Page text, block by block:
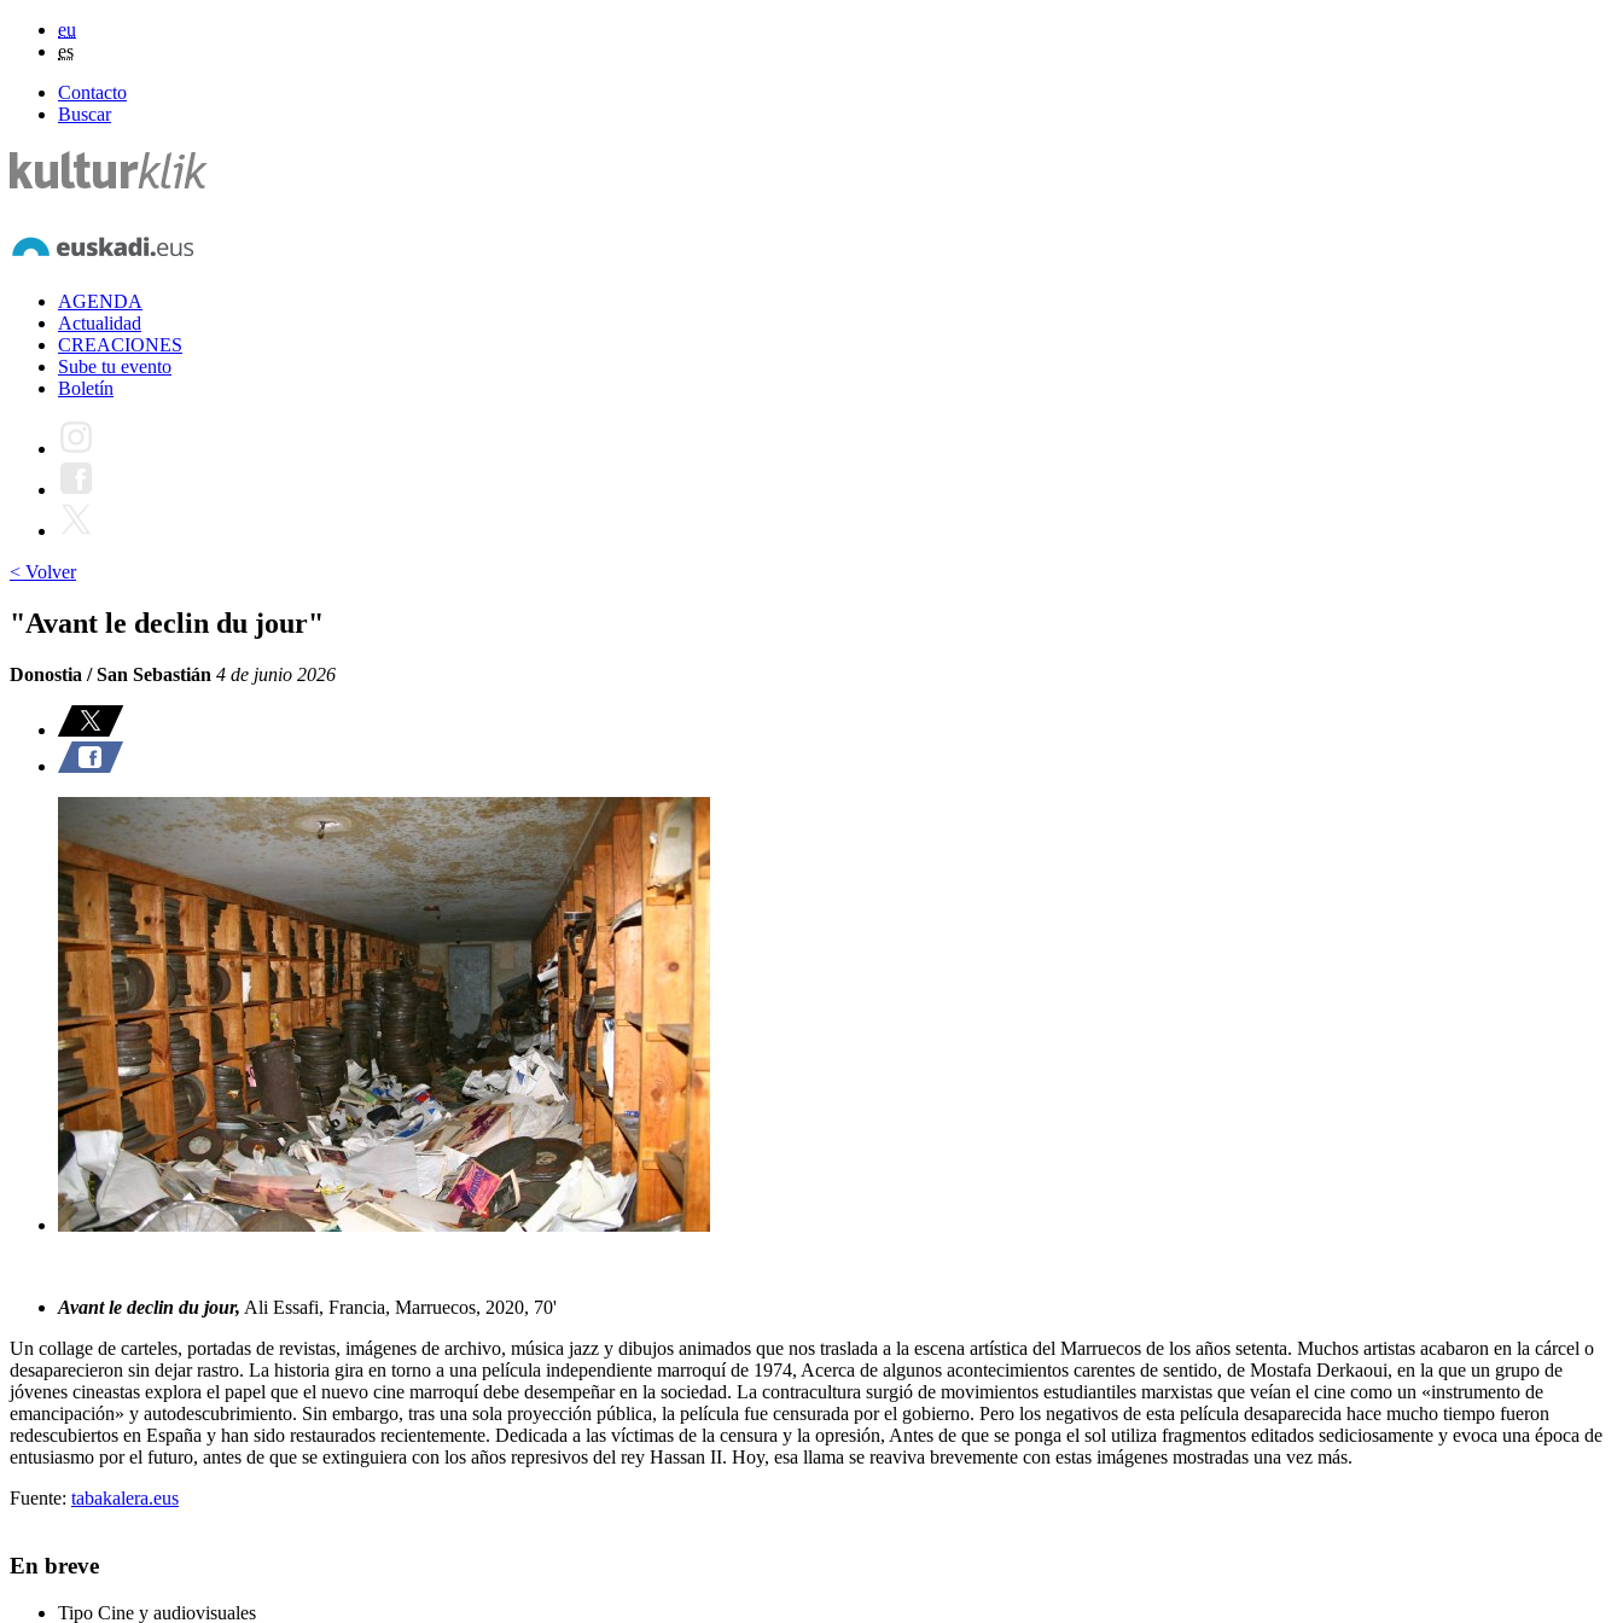
eu
es
Contacto
Buscar
AGENDA
Actualidad
CREACIONES
Sube tu evento
Boletín
< Volver
"Avant le declin du jour"
Donostia / San Sebastián 4 de junio 2026
Avant le declin du jour, Ali Essafi, Francia, Marruecos, 2020, 70'
Un collage de carteles, portadas de revistas, imágenes de archivo, música jazz y dibujos animados que nos traslada a la escena artística del Marruecos de los años setenta. Muchos artistas acabaron en la cárcel o
desaparecieron sin dejar rastro. La historia gira en torno a una película independiente marroquí de 1974, Acerca de algunos acontecimientos carentes de sentido, de Mostafa Derkaoui, en la que un grupo de
jóvenes cineastas explora el papel que el nuevo cine marroquí debe desempeñar en la sociedad. La contracultura surgió de movimientos estudiantiles marxistas que veían el cine como un «instrumento de
emancipación» y autodescubrimiento. Sin embargo, tras una sola proyección pública, la película fue censurada por el gobierno. Pero los negativos de esta película desaparecida hace mucho tiempo fueron
redescubiertos en España y han sido restaurados recientemente. Dedicada a las víctimas de la censura y la opresión, Antes de que se ponga el sol utiliza fragmentos editados sediciosamente y evoca una época de
entusiasmo por el futuro, antes de que se extinguiera con los años represivos del rey Hassan II. Hoy, esa llama se reaviva brevemente con estas imágenes mostradas una vez más.
Fuente: tabakalera.eus
En breve
Tipo Cine y audiovisuales